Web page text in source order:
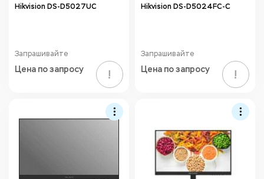
Hikvision DS-D5027UC
Запрашивайте
Цена по запросу !
Hikvision DS-D5024FC-C
Запрашивайте
Цена по запросу !